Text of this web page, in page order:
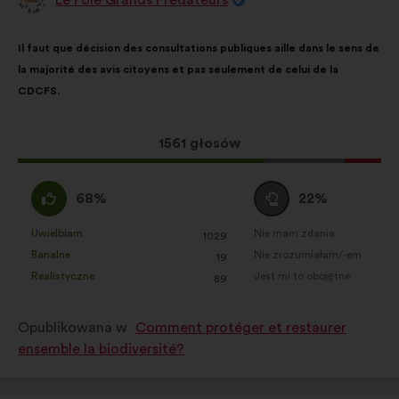
Propozycja:
propozycji:
Il faut que décision des consultations publiques aille dans le sens de
la majorité des avis citoyens et pas seulement de celui de la
CDCFS.
Ta
propozycja
1561 głosów
czym
głosy
rozłożyły
Zgadzam
się
:
68%
w
kategorii:
Uwielbiam
: 1029
razy
Banalne
: 19
razy
Realistyczne
: 89
razy
Wstrzymuję
się
:
22%
w
Nie mam zdania
:razy
Nie zrozumiałam/-em
:razy
Jest mi to obojętne
:razy
Opublikowana w
Comment protéger et restaurer
ensemble la biodiversité?